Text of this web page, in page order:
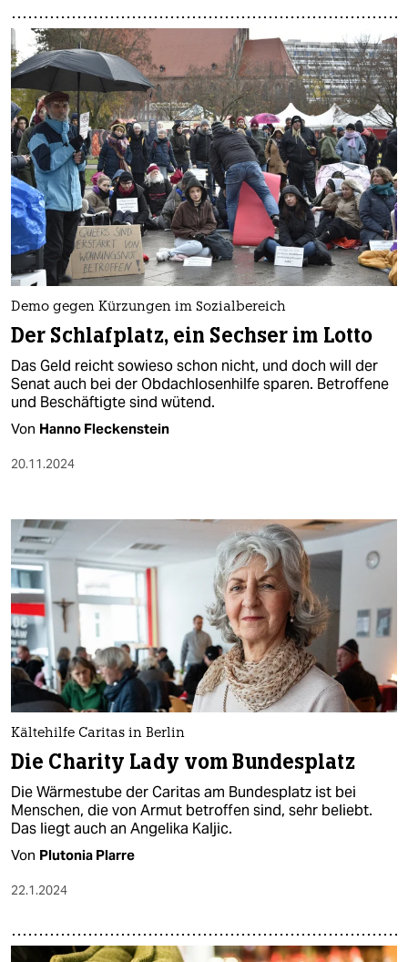
Demo gegen Kürzungen im Sozialbereich
Der Schlafplatz, ein Sechser im Lotto
Das Geld reicht sowieso schon nicht, und doch will der
Senat auch bei der Obdachlosenhilfe sparen. Betroffene
und Beschäftigte sind wütend.
Von Hanno Fleckenstein
20.11.2024
Kältehilfe Caritas in Berlin
Die Charity Lady vom Bundesplatz
Die Wärmestube der Caritas am Bundesplatz ist bei
Menschen, die von Armut betroffen sind, sehr beliebt.
Das liegt auch an Angelika Kaljic.
Von Plutonia Plarre
22.1.2024